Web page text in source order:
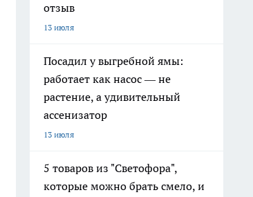
отзыв
13 июля
Посадил у выгребной ямы:
работает как насос — не
растение, а удивительный
ассенизатор
13 июля
5 товаров из "Светофора",
которые можно брать смело, и